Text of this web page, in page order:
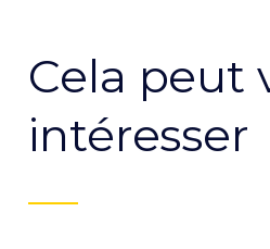
Cela peut
intéresser